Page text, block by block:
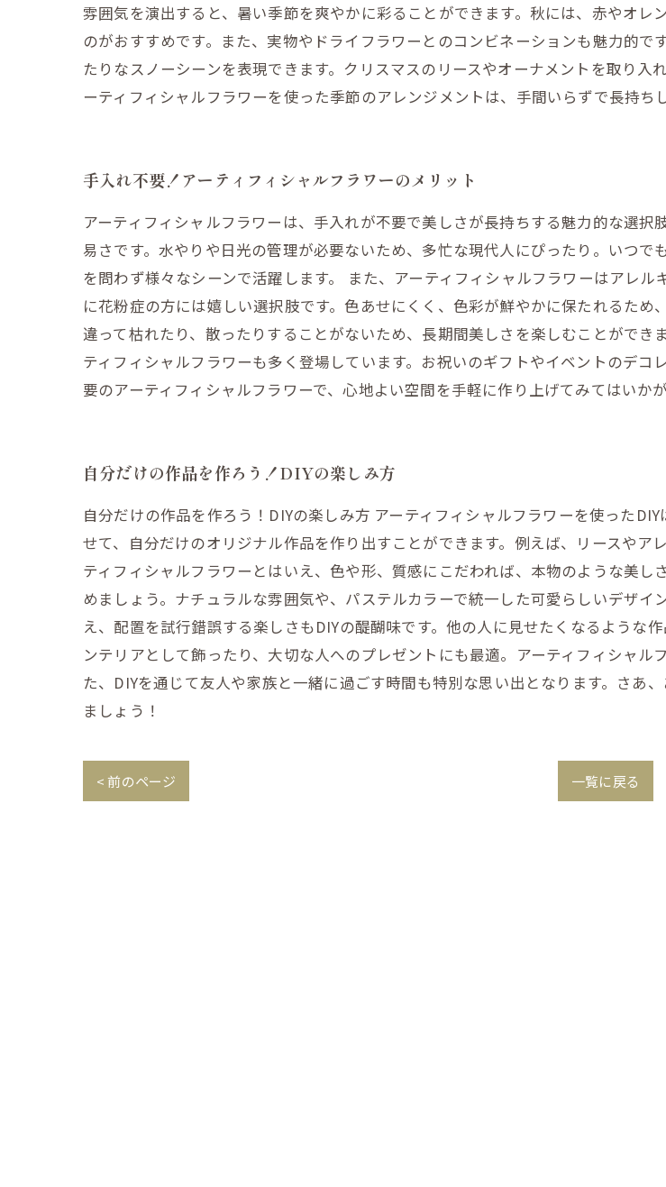
雰囲気を演出すると、暑い季節を爽やかに彩ることができます。秋には、赤やオ
のがおすすめです。また、実物やドライフラワーとのコンビネーションも魅力的
たりなスノーシーンを表現できます。クリスマスのリースやオーナメントを取り
ーティフィシャルフラワーを使った季節のアレンジメントは、手間いらずで長持ち
手入れ不要！アーティフィシャルフラワーのメリット
アーティフィシャルフラワーは、手入れが不要で美しさが長持ちする魅力的な選
易さです。水やりや日光の管理が必要ないため、多忙な現代人にぴったり。いつ
を問わず様々なシーンで活躍します。 また、アーティフィシャルフラワーはアレ
に花粉症の方には嬉しい選択肢です。色あせにくく、色彩が鮮やかに保たれるた
違って枯れたり、散ったりすることがないため、長期間美しさを楽しむことがで
ティフィシャルフラワーも多く登場しています。お祝いのギフトやイベントのデ
要のアーティフィシャルフラワーで、心地よい空間を手軽に作り上げてみてはいか
自分だけの作品を作ろう！DIYの楽しみ方
自分だけの作品を作ろう！DIYの楽しみ方 アーティフィシャルフラワーを使った
せて、自分だけのオリジナル作品を作り出すことができます。例えば、リースや
ティフィシャルフラワーとはいえ、色や形、質感にこだわれば、本物のような美
めましょう。ナチュラルな雰囲気や、パステルカラーで統一した可愛らしいデザ
え、配置を試行錯誤する楽しさもDIYの醍醐味です。他の人に見せたくなるような
ンテリアとして飾ったり、大切な人へのプレゼントにも最適。アーティフィシャ
た、DIYを通じて友人や家族と一緒に過ごす時間も特別な思い出となります。さあ
ましょう！
< 前のページ 一覧に戻る